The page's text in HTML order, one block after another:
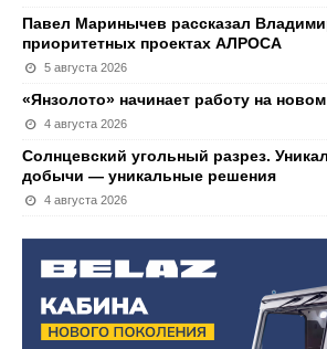
Павел Маринычев рассказал
приоритетных проектах АЛРОСА
5 августа 2026
«Янзолото» начинает работу на новом
4 августа 2026
Солнцевский угольный разрез.
добычи — уникальные решения
4 августа 2026